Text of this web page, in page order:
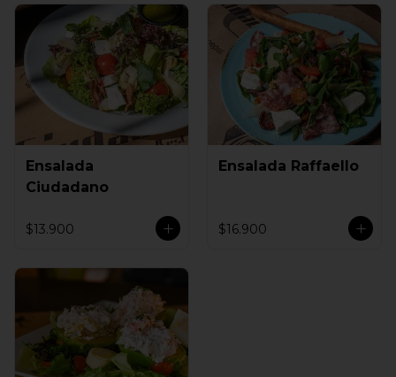
Ensalada
Ciudadano
$13.900
Ensalada Raffaello
$16.900